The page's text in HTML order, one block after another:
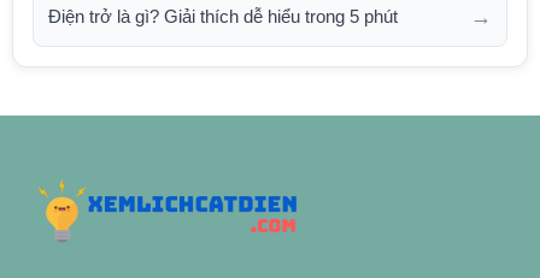
Điện trở là gì? Giải thích dễ hiểu trong 5 phút →